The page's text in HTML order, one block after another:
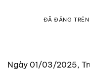
ĐÃ ĐĂNG TRÊN
Ngày 01/03/2025,